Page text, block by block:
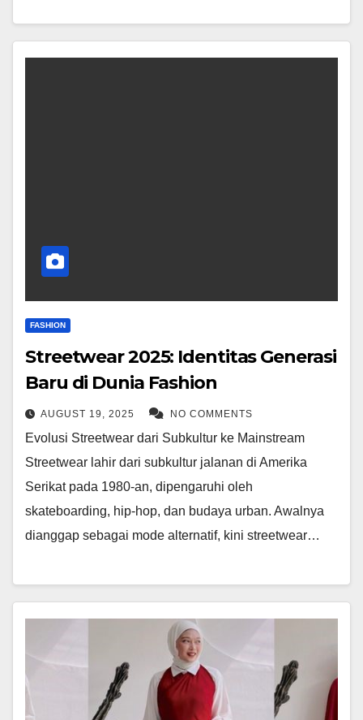
FASHION
Streetwear 2025: Identitas Generasi
Baru di Dunia Fashion
AUGUST 19, 2025 NO COMMENTS
Evolusi Streetwear dari Subkultur ke Mainstream
Streetwear lahir dari subkultur jalanan di Amerika
Serikat pada 1980-an, dipengaruhi oleh
skateboarding, hip-hop, dan budaya urban. Awalnya
dianggap sebagai mode alternatif, kini streetwear…